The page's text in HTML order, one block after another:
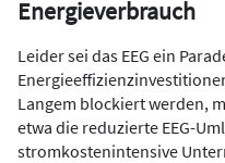
Energieverbrauch
Leider sei das EEG ein
Langem blockiert werden,
etwa die reduzierte EEG-
stromkostenintensive